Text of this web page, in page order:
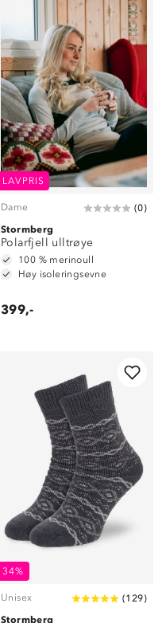
LAVPRIS
Dame (0)
Stormberg
Polarfjell ulltrøye
100 % merinoull
Høy isoleringsevne
399,-
34%
Unisex (129)
Stormberg